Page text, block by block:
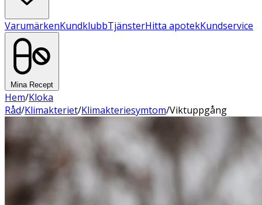
VarumärkenKundklubbTjänsterHitta apotekKundservice
Mina Recept
Hem/Kloka
Råd/Klimakteriet/Klimakteriesymtom/Viktuppgång